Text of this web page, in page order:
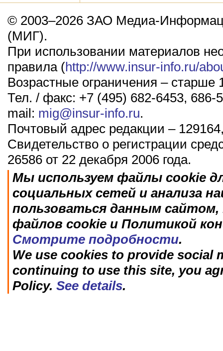
© 2003–2026 ЗАО Медиа-
(МИГ).
При использовании материалов
правила (http://www.insur-info.ru/
Возрастные ограничения – старше
Тел. / факс: +7 (495) 682-6453, 686-
mail: mig@insur-info.ru.
Почтовый адрес редакции –
Свидетельство о регистрации
26586 от 22 декабря 2006 года.
Мы используем файлы cookie
социальных сетей и анализа
пользоваться данным
файлов cookie и Политикой
Смотрите подробности.
We use cookies to provide social
continuing to use this site, you
Policy. See details.